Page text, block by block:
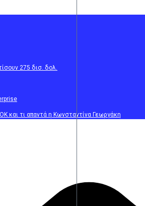
275 δισ. δολ.
και τι απαντά η Κωνσταντίνα Γεωργάκη